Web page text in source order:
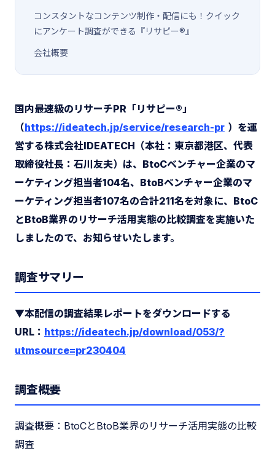
コンスタントなコンテンツ制作・配信にも！クイック
にアンケート調査ができる『リサピー®︎』
会社概要
国内最速級のリサーチPR「リサピー®️」
（https://ideatech.jp/service/research-pr ）を運
営する株式会社IDEATECH（本社：東京都港区、代表
取締役社長：石川友夫）は、BtoCベンチャー企業のマ
ーケティング担当者104名、BtoBベンチャー企業のマ
ーケティング担当者107名の合計211名を対象に、BtoC
とBtoB業界のリサーチ活用実態の比較調査を実施いた
しましたので、お知らせいたします。
調査サマリー
▼本配信の調査結果レポートをダウンロードする
URL： https://ideatech.jp/download/053/?
utmsource=pr230404
調査概要
調査概要：BtoCとBtoB業界のリサーチ活用実態の比較
調査